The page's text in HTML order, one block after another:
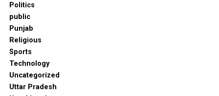
Politics
public
Punjab
Religious
Sports
Technology
Uncategorized
Uttar Pradesh